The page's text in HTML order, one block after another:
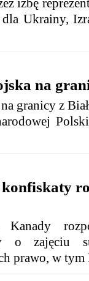
izbę
Ukrainy,
na
granicy z
o zajęciu
prawo, w tym